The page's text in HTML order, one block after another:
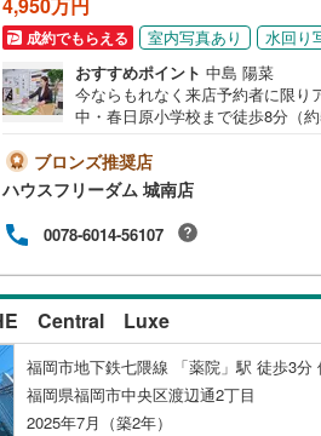
成約でもらえる 室内写真あり
水回り
おすすめポイント 中島 陽菜
今ならもれなく来店予約者に限り
中・春日原小学校まで徒歩8分（
スフリーダム城南店の強み【取り
して、城南区・早良区・中央区・
取り扱っております。福岡県内に
介ももちろん可能でございます。
い。新築一戸建て・中古物件・土
ブロンズ推奨店
ハウスフリーダム 城南店
0078-6014-56107
Central Luxe
福岡市地下鉄七隈線 「薬院」駅 徒歩3分
福岡県福岡市中央区渡辺通2丁目
2025年7月（築2年）